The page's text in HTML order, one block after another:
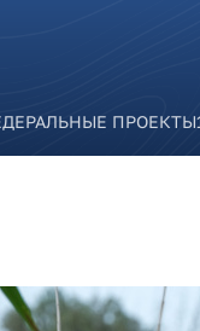
ПРОЕКТЫ